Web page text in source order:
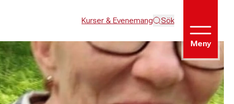
Kurser & Evenemang Sök
Meny